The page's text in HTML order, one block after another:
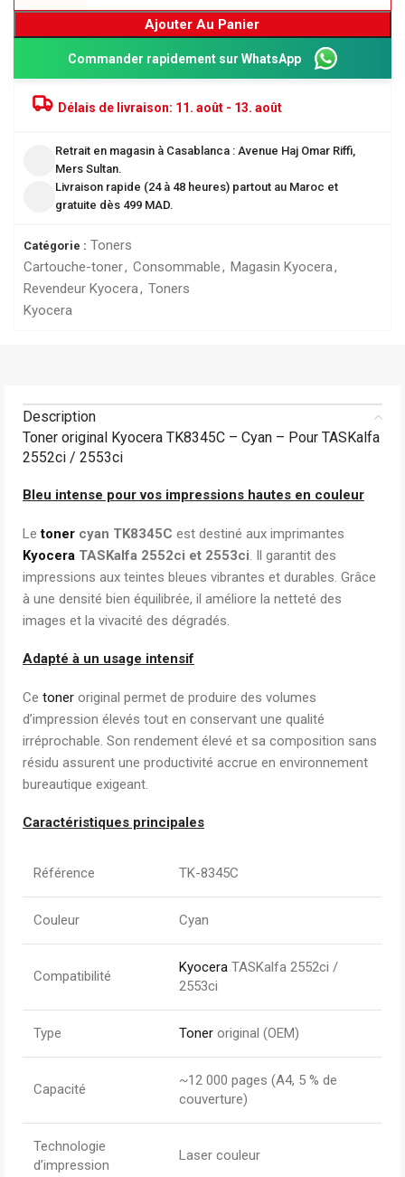
Ajouter Au Panier
Commander rapidement sur WhatsApp
Délais de livraison: 11. août - 13. août
Retrait en magasin à Casablanca : Avenue Haj Omar Riffi,
Mers Sultan.
Livraison rapide (24 à 48 heures) partout au Maroc et
gratuite dès 499 MAD.
Catégorie : Toners
Cartouche-toner, Consommable, Magasin Kyocera,
Revendeur Kyocera, Toners
Kyocera
Description
Toner original Kyocera TK8345C – Cyan – Pour TASKalfa
2552ci / 2553ci
Bleu intense pour vos impressions hautes en couleur
Letoner cyan TK8345C est destiné aux imprimantes
Kyocera TASKalfa 2552ci et 2553ci. Il garantit des
impressions aux teintes bleues vibrantes et durables. Grâce
à une densité bien équilibrée, il améliore la netteté des
images et la vivacité des dégradés.
Adapté à un usage intensif
Ce toner original permet de produire des volumes
d’impression élevés tout en conservant une qualité
irréprochable. Son rendement élevé et sa composition sans
résidu assurent une productivité accrue en environnement
bureautique exigeant.
Caractéristiques principales
Référence TK-8345C
Couleur Cyan
Compatibilité
Kyocera TASKalfa 2552ci /
2553ci
Type Toner original (OEM)
Capacité
~12 000 pages (A4, 5 % de
couverture)
Technologie
d’impression
Laser couleur